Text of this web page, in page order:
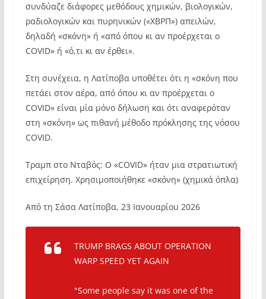
συνδύαζε διάφορες μεθόδους χημικών, βιολογικών,
ραδιολογικών και πυρηνικών («ΧΒΡΠ») απειλών,
δηλαδή «σκόνη» ή «από όπου κι αν προέρχεται ο
COVID» ή «ό,τι κι αν έρθει».
Στη συνέχεια, η Λατίποβα υποθέτει ότι η «σκόνη που
πετάει στον αέρα, από όπου κι αν προέρχεται ο
COVID» είναι μία μόνο δήλωση και ότι αναφερόταν
στη «σκόνη» ως πιθανή μέθοδο πρόκλησης της νόσου
COVID.
Τραμπ στο Νταβός: Ο «COVID» ήταν μια στρατιωτική
επιχείρηση. Χρησιμοποιήθηκε «σκόνη» (χημικά όπλα)
Από τη Σάσα Λατίποβα, 23 Ιανουαρίου 2026
TRUMP BRAGS ABOUT OPERATION
WARP SPEED YET AGAIN
"Some people say it was one of the